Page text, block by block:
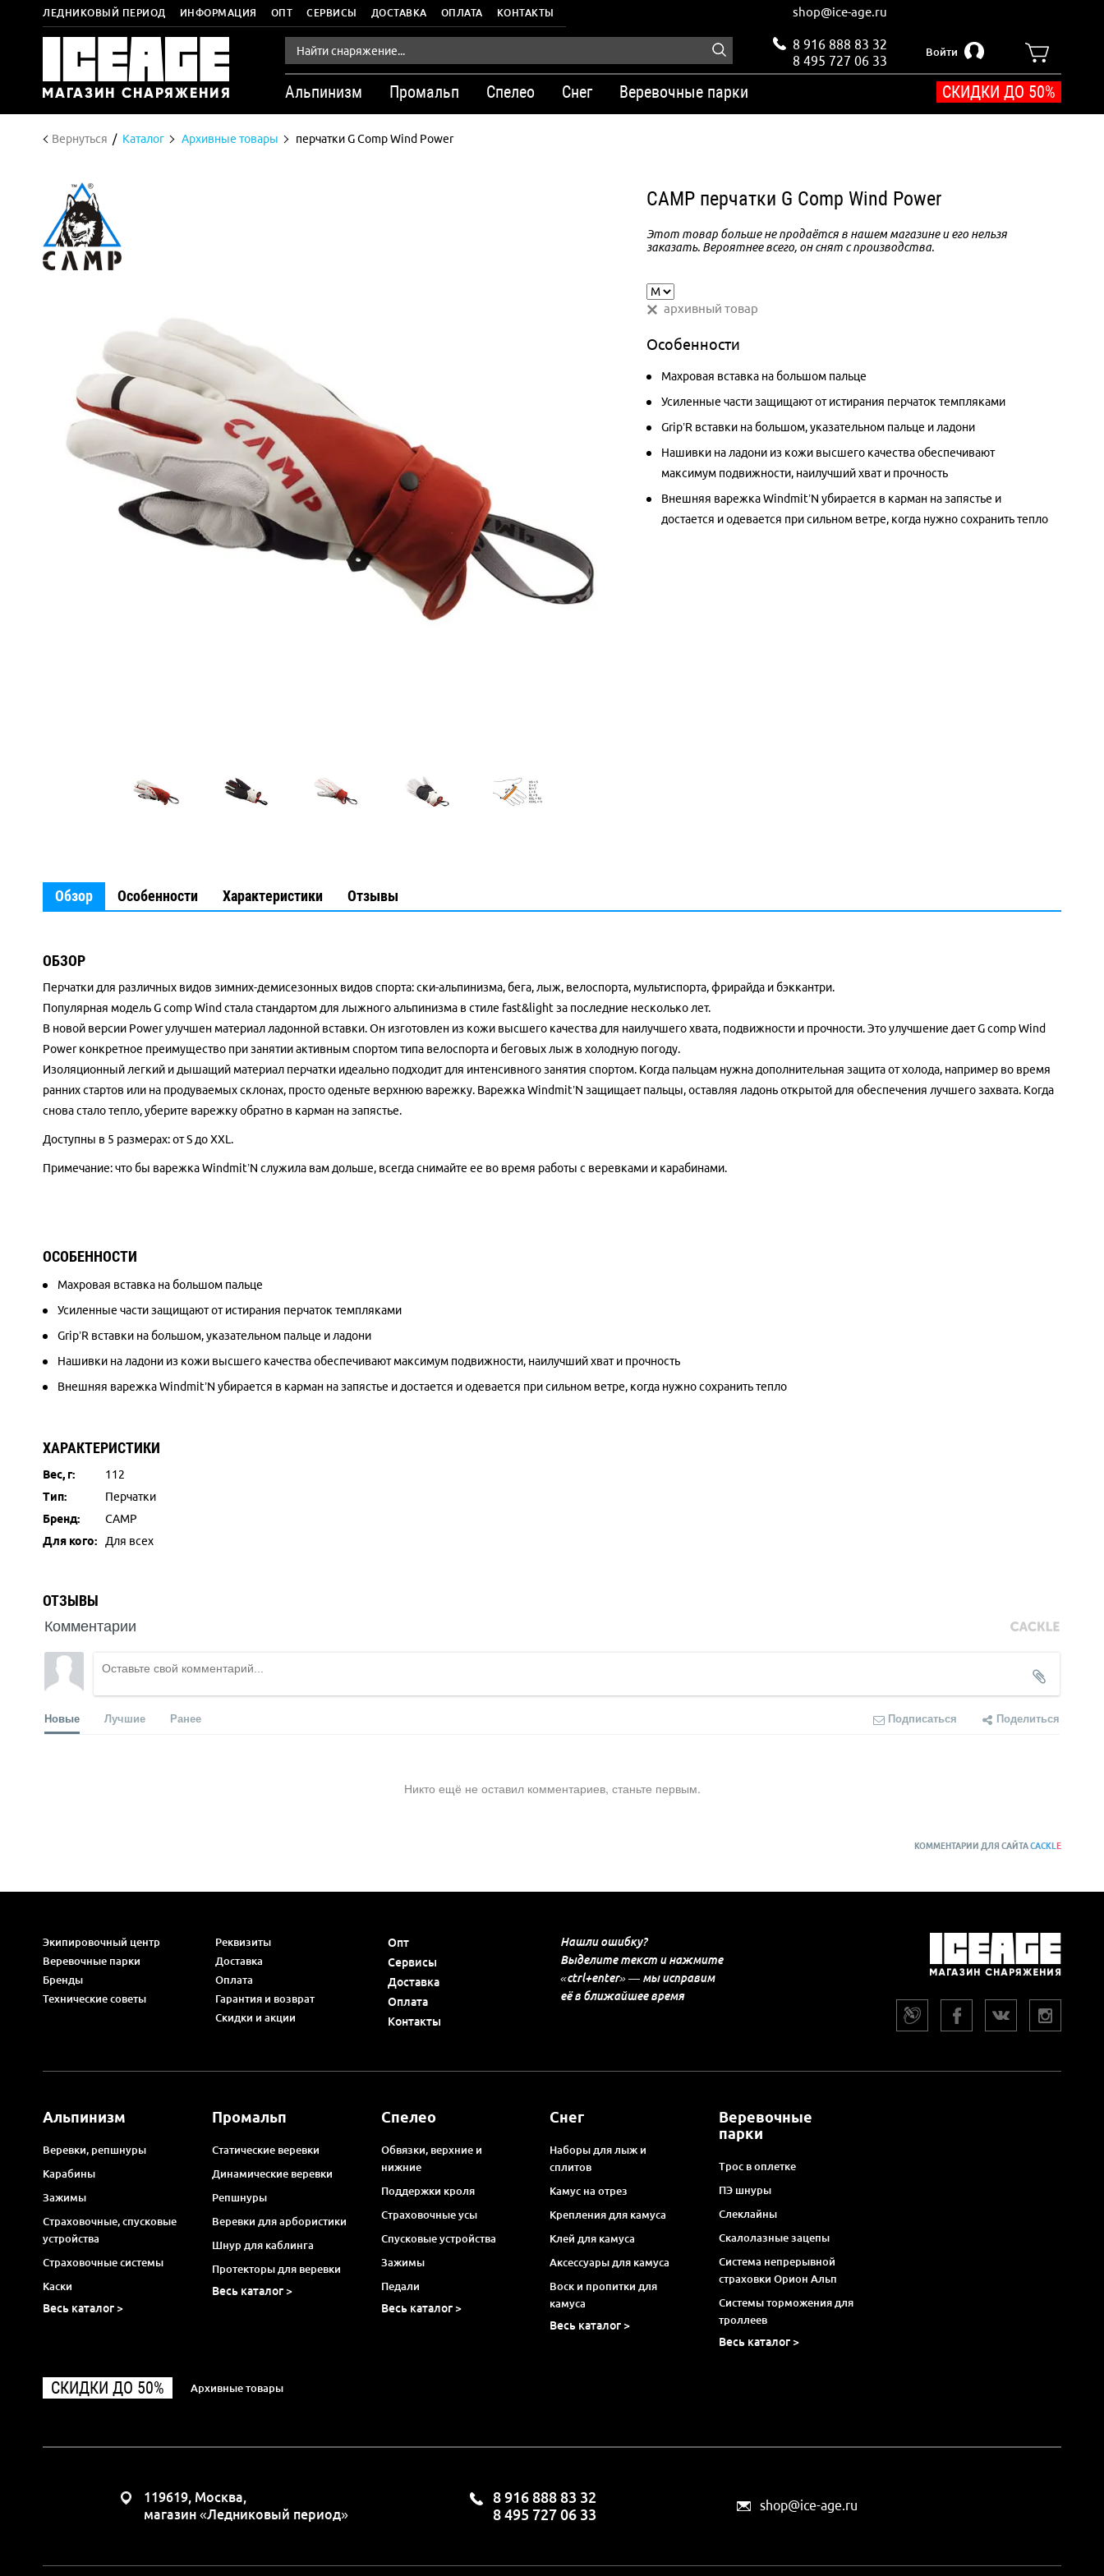
ЛЕДНИКОВЫЙ ПЕРИОД ИНФОРМАЦИЯ ОПТ СЕРВИСЫ ДОСТАВКА ОПЛАТА КОНТАКТЫ shop@ice-age.ru
8 916 888 83 32
8 495 727 06 33
Войти
Альпинизм Промальп Спелео Снег Веревочные парки СКИДКИ ДО 50%
Вернуться Каталог Архивные товары перчатки G Comp Wind Power
CAMP перчатки G Comp Wind Power
Этот товар больше не продаётся в нашем магазине и его нельзя
заказать. Вероятнее всего, он снят с производства.
архивный товар
Особенности
Махровая вставка на большом пальце
Усиленные части защищают от истирания перчаток темпляками
Grip’R вставки на большом, указательном пальце и ладони
Нашивки на ладони из кожи высшего качества обеспечивают
максимум подвижности, наилучший хват и прочность
Внешняя варежка Windmit’N убирается в карман на запястье и
достается и одевается при сильном ветре, когда нужно сохранить тепло
Обзор Особенности Характеристики Отзывы
ОБЗОР
Перчатки для различных видов зимних-демисезонных видов спорта: ски-альпинизма, бега, лыж, велоспорта, мультиспорта, фрирайда и бэккантри.
Популярная модель G comp Wind стала стандартом для лыжного альпинизма в стиле fast&light за последние несколько лет.
В новой версии Power улучшен материал ладонной вставки. Он изготовлен из кожи высшего качества для наилучшего хвата, подвижности и прочности. Это улучшение дает G comp Wind
Power конкретное преимущество при занятии активным спортом типа велоспорта и беговых лыж в холодную погоду.
Изоляционный легкий и дышащий материал перчатки идеально подходит для интенсивного занятия спортом. Когда пальцам нужна дополнительная защита от холода, например во время
ранних стартов или на продуваемых склонах, просто оденьте верхнюю варежку. Варежка Windmit’N защищает пальцы, оставляя ладонь открытой для обеспечения лучшего захвата. Когда
снова стало тепло, уберите варежку обратно в карман на запястье.
Доступны в 5 размерах: от S до XXL.
Примечание: что бы варежка Windmit’N служила вам дольше, всегда снимайте ее во время работы с веревками и карабинами.
ОСОБЕННОСТИ
Махровая вставка на большом пальце
Усиленные части защищают от истирания перчаток темпляками
Grip’R вставки на большом, указательном пальце и ладони
Нашивки на ладони из кожи высшего качества обеспечивают максимум подвижности, наилучший хват и прочность
Внешняя варежка Windmit’N убирается в карман на запястье и достается и одевается при сильном ветре, когда нужно сохранить тепло
ХАРАКТЕРИСТИКИ
Вес, г:
112
Тип:
Перчатки
Бренд:
CAMP
Для кого:
Для всех
ОТЗЫВЫ
Комментарии
Новые Лучшие Ранее Подписаться Поделиться
Никто ещё не оставил комментариев, станьте первым.
КОММЕНТАРИИ ДЛЯ САЙТАCACKL E
Экипировочный центр
Веревочные парки
Бренды
Технические советы
Реквизиты
Доставка
Оплата
Гарантия и возврат
Скидки и акции
Опт
Сервисы
Доставка
Оплата
Контакты
Нашли ошибку?
Выделите текст и нажмите
«ctrl+enter» — мы исправим
её в ближайшее время
Альпинизм
Веревки, репшнуры
Карабины
Зажимы
Страховочные, спусковые
устройства
Страховочные системы
Каски
Весь каталог >
Промальп
Статические веревки
Динамические веревки
Репшнуры
Веревки для арбористики
Шнур для каблинга
Протекторы для веревки
Весь каталог >
Спелео
Обвязки, верхние и
нижние
Поддержки кроля
Страховочные усы
Спусковые устройства
Зажимы
Педали
Весь каталог >
Снег
Наборы для лыж и
сплитов
Камус на отрез
Крепления для камуса
Клей для камуса
Аксессуары для камуса
Воск и пропитки для
камуса
Весь каталог >
Веревочные
парки
Трос в оплетке
ПЭ шнуры
Слеклайны
Скалолазные зацепы
Система непрерывной
страховки Орион Альп
Системы торможения для
троллеев
Весь каталог >
СКИДКИ ДО 50% Архивные товары
119619, Москва,
магазин «Ледниковый период»
8 916 888 83 32
8 495 727 06 33
shop@ice-age.ru